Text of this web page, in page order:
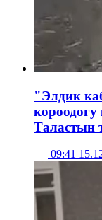
"Элдик
Таластын
09:41